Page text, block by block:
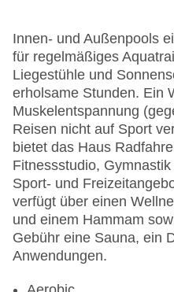
Innen- und Außenpools
für regelmäßiges
Liegestühle und
erholsame Stunden. Ein
Muskelentspannung
Reisen nicht auf Sport
bietet das Haus
Fitnessstudio,
Sport- und
verfügt über einen
und einem Hammam
Gebühr eine Sauna, ein
Anwendungen.